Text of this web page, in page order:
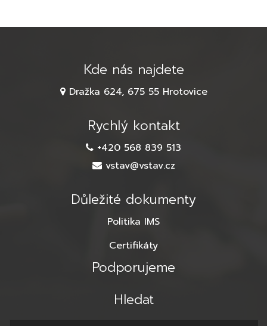
Kde nás najdete
Dražka 624, 675 55 Hrotovice
Rychlý kontakt
+420 568 839 513
vstav@vstav.cz
Důležité dokumenty
Politika IMS
Certifikáty
Podporujeme
Hledat